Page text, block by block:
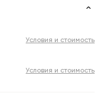
Условия и стоимость
Условия и стоимость